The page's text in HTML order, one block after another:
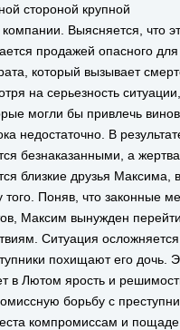
стороной крупной
Выясняется, что
продажей опасного
который вызывает
на серьезность ситуации,
могли бы привлечь
недостаточно. В
безнаказанными, а
близкие друзья Максима,
того. Поняв, что законные
Максим вынужден
Ситуация
похищают его дочь.
в Лютом ярость и
борьбу с
компромиссам и